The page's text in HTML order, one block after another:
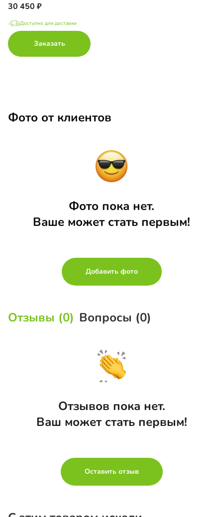
30 450
Доступно для доставки
Заказать
Фото от клиентов
Фото пока нет.
Ваше может стать первым!
Добавить фото
Отзывы (0) Вопросы (0)
Отзывов пока нет.
Ваш может стать первым!
Оставить отзыв